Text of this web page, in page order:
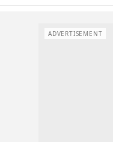
ADVERTISEMENT